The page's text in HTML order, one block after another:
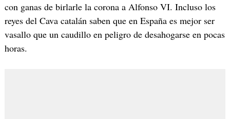
con ganas de birlarle la corona a Alfonso VI. Incluso los
reyes del Cava catalán saben que en España es mejor ser
vasallo que un caudillo en peligro de desahogarse en pocas
horas.